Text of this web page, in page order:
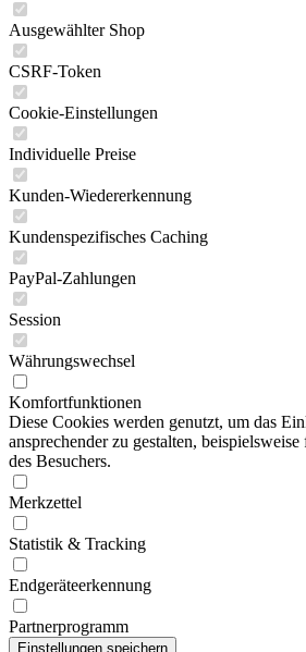
Ausgewählter Shop
CSRF-Token
Cookie-Einstellungen
Individuelle Preise
Kunden-Wiedererkennung
Kundenspezifisches Caching
PayPal-Zahlungen
Session
Währungswechsel
Komfortfunktionen
Diese Cookies werden genutzt, um das
ansprechender zu gestalten,
des Besuchers.
Merkzettel
Statistik & Tracking
Endgeräteerkennung
Partnerprogramm